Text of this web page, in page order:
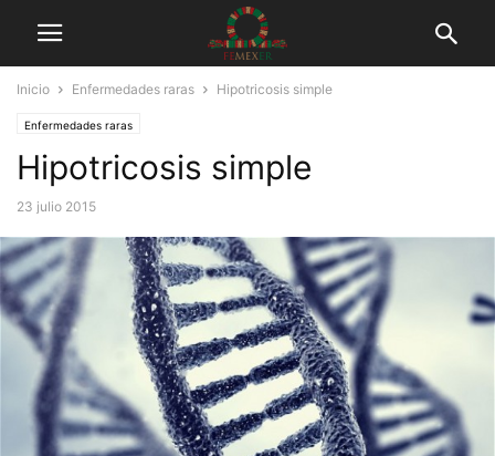
Inicio Enfermedades raras Hipotricosis simple
Enfermedades raras
Hipotricosis simple
23 julio 2015